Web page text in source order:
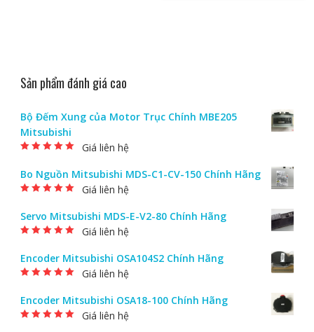
Sản phẩm đánh giá cao
Bộ Đếm Xung của Motor Trục Chính MBE205
Mitsubishi
Giá liên hệ
Bo Nguồn Mitsubishi MDS-C1-CV-150 Chính Hãng
Giá liên hệ
Servo Mitsubishi MDS-E-V2-80 Chính Hãng
Giá liên hệ
Encoder Mitsubishi OSA104S2 Chính Hãng
Giá liên hệ
Encoder Mitsubishi OSA18-100 Chính Hãng
Giá liên hệ